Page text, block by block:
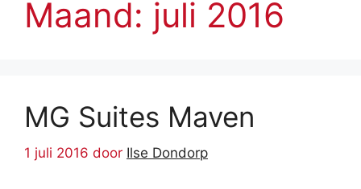
Maand: juli 2016
MG Suites Maven
1 juli 2016 door Ilse Dondorp